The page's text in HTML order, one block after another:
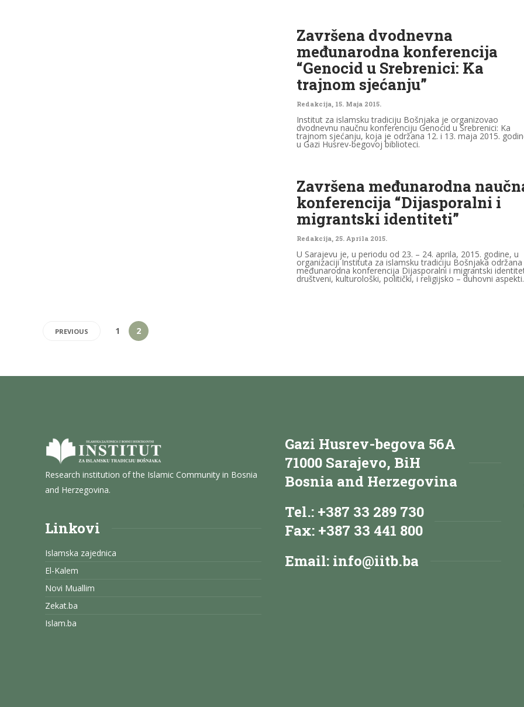
Završena dvodnevna
međunarodna konferencija
“Genocid u Srebrenici: Ka
trajnom sjećanju”
Redakcija, 15. Maja 2015.
Institut za islamsku tradiciju Bošnjaka je organizovao
dvodnevnu naučnu konferenciju Genocid u Srebrenici: Ka
trajnom sjećanju, koja je održana 12. i 13. maja 2015.
u Gazi Husrev-begovoj biblioteci.
Završena međunarodna
konferencija “Dijasporalni i
migrantski identiteti”
Redakcija, 25. Aprila 2015.
U Sarajevu je, u periodu od 23. – 24. aprila, 2015. godine, u
organizaciji Instituta za islamsku tradiciju Bošnjaka održana
međunarodna konferencija Dijasporalni i migrantski
društveni, kulturološki, politički, i religijsko – duhovni aspekti.
PREVIOUS 1 2
Research institution of the Islamic Community in Bosnia
and Herzegovina.
Linkovi
Islamska zajednica
El-Kalem
Novi Muallim
Zekat.ba
Islam.ba
Gazi Husrev-begova 56A
71000 Sarajevo, BiH
Bosnia and Herzegovina
Tel.: +387 33 289 730
Fax: +387 33 441 800
Email: info@iitb.ba